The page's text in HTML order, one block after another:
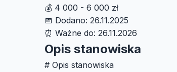
💰 4 000 - 6 000 zł
📅 Dodano: 26.11.2025
⏰ Ważne do: 26.11.2026
Opis stanowiska
# Opis stanowiska